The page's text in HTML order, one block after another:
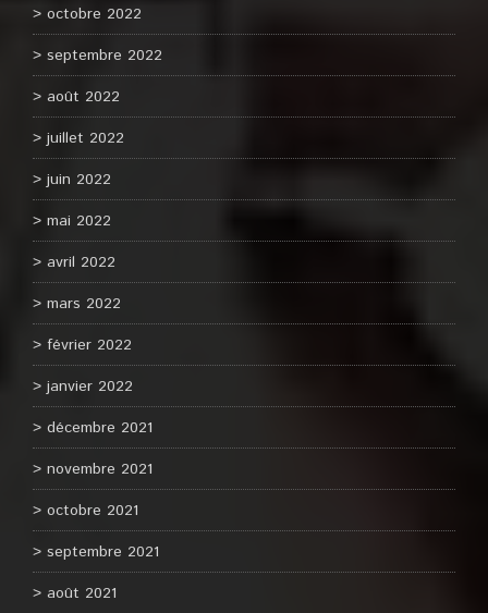
octobre 2022
septembre 2022
août 2022
juillet 2022
juin 2022
mai 2022
avril 2022
mars 2022
février 2022
janvier 2022
décembre 2021
novembre 2021
octobre 2021
septembre 2021
août 2021